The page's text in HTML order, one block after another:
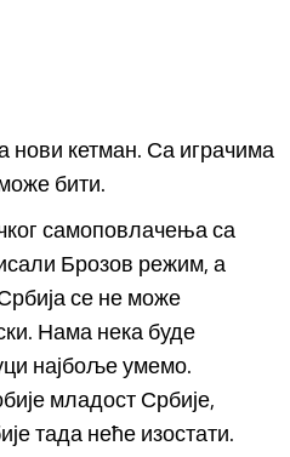
нови кетман. Са играчима
бити.
самоповлачења са
Брозов режим, а
се не може
Нама нека буде
најбоље умемо.
младост Србије,
тада неће изостати.